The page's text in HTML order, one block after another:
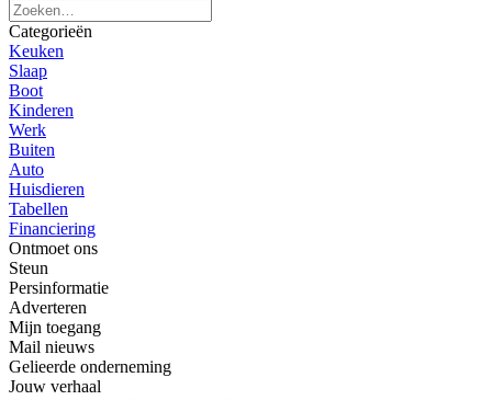
Categorieën
Keuken
Slaap
Boot
Kinderen
Werk
Buiten
Auto
Huisdieren
Tabellen
Financiering
Ontmoet ons
Steun
Persinformatie
Adverteren
Mijn toegang
Mail nieuws
Gelieerde onderneming
Jouw verhaal